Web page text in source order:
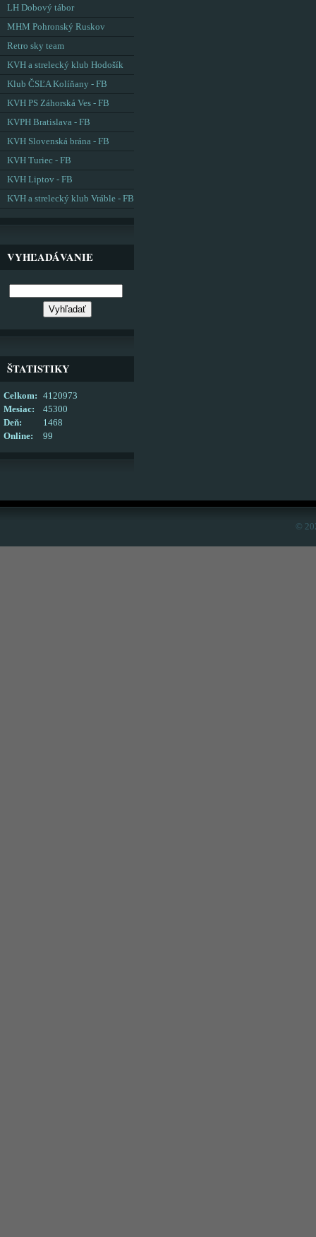
LH Dobový tábor
MHM Pohronský Ruskov
Retro sky team
KVH a strelecký klub Hodošík
Klub ČSĽA Kolíňany - FB
KVH PS Záhorská Ves - FB
KVPH Bratislava - FB
KVH Slovenská brána - FB
KVH Turiec - FB
KVH Liptov - FB
KVH a strelecký klub Vráble - FB
VYHĽADÁVANIE
ŠTATISTIKY
Online: 99
Celkom:
4120973
Mesiac:
45300
Deň:
1468
©